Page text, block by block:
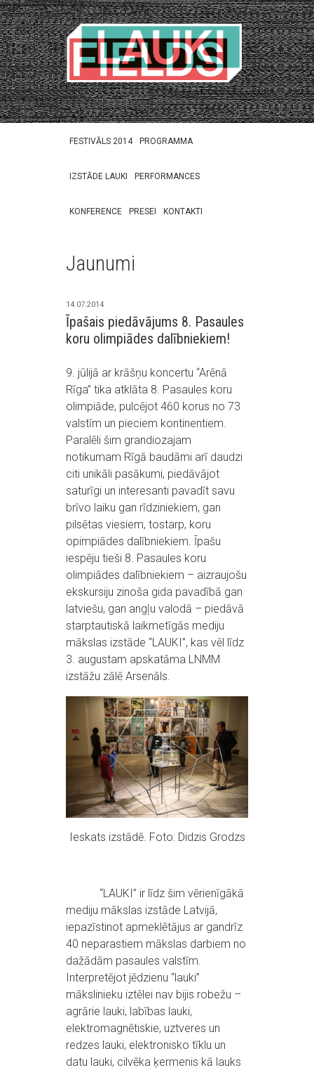
FESTIVĀLS 2014 PROGRAMMA
IZSTĀDE LAUKI PERFORMANCES
KONFERENCE PRESEI KONTAKTI
Jaunumi
14.07.2014
Īpašais piedāvājums 8. Pasaules
koru olimpiādes dalībniekiem!
9. jūlijā ar krāšņu koncertu “Arēnā
Rīga” tika atklāta 8. Pasaules koru
olimpiāde, pulcējot 460 korus no 73
valstīm un pieciem kontinentiem.
Paralēli šim grandiozajam
notikumam Rīgā baudāmi arī daudzi
citi unikāli pasākumi, piedāvājot
saturīgi un interesanti pavadīt savu
brīvo laiku gan rīdziniekiem, gan
pilsētas viesiem, tostarp, koru
opimpiādes dalībniekiem. Īpašu
iespēju tieši 8. Pasaules koru
olimpiādes dalībniekiem – aizraujošu
ekskursiju zinoša gida pavadībā gan
latviešu, gan angļu valodā – piedāvā
starptautiskā laikmetīgās mediju
mākslas izstāde “LAUKI”, kas vēl līdz
3. augustam apskatāma LNMM
izstāžu zālē Arsenāls.
Ieskats izstādē. Foto: Didzis Grodzs
“LAUKI” ir līdz šim vērienīgākā
mediju mākslas izstāde Latvijā,
iepazīstinot apmeklētājus ar gandrīz
40 neparastiem mākslas darbiem no
dažādām pasaules valstīm.
Interpretējot jēdzienu “lauki”
mākslinieku iztēlei nav bijis robežu –
agrārie lauki, labības lauki,
elektromagnētiskie, uztveres un
redzes lauki, elektronisko tīklu un
datu lauki, cilvēka ķermenis kā lauks